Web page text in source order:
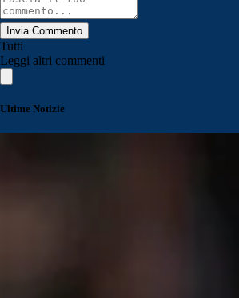
Invia Commento
Tutti
Leggi altri commenti
Ultime Notizie